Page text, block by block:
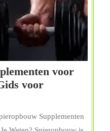
voor
voor
Supplementen